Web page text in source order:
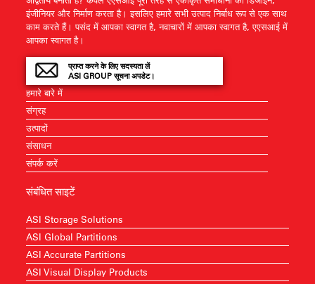
इंजीनियर और निर्माण करता है। इसलिए हमारे सभी उत्पाद निर्बाध रूप से एक साथ
काम करते हैं। पसंद में आपका स्वागत है, नवाचारों में आपका स्वागत है, एएसआई में
आपका स्वागत है।
प्राप्त करने के लिए सदस्यता लें
ASI GROUP सूचना अपडेट।
हमारे बारे में
संग्रह
उत्पादों
संसाधन
संपर्क करें
संबंधित साइटें
ASI Storage Solutions
ASI Global Partitions
ASI Accurate Partitions
ASI Visual Display Products